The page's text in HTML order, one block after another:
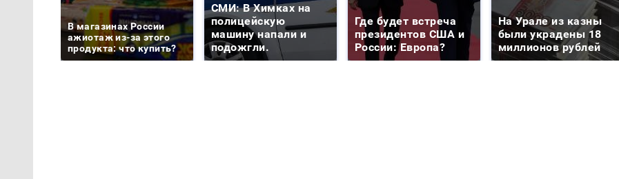
В магазинах России
ажиотаж из-за этого
продукта: что купить?
СМИ: В Химках на
полицейскую
машину напали и
подожгли.
Где будет встреча
президентов США и
России: Европа?
На Урале из казны
были украдены 18
миллионов рублей